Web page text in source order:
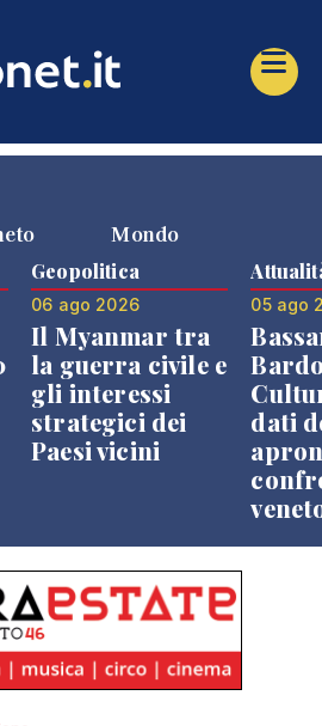
Mondo
Geopolitica
06 ago 2026
Il Myanmar tra
la guerra civile e
gli interessi
strategici dei
Paesi vicini
05 ago
dati